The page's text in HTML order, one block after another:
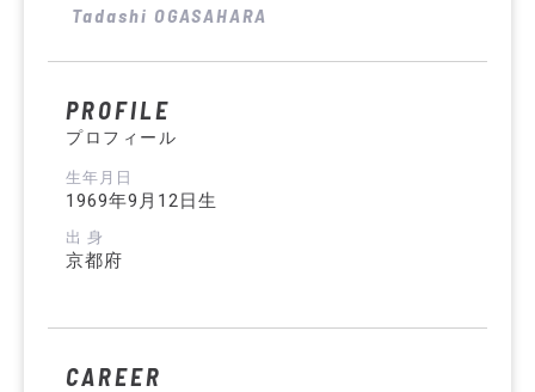
Tadashi OGASAHARA
PROFILE
プロフィール
生年月日
1969年9月12日生
出 身
京都府
CAREER